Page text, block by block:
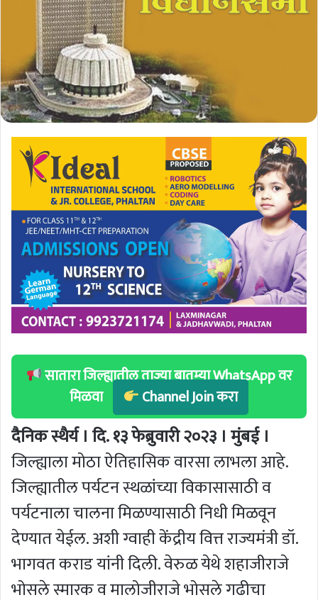
सातारा जिल्ह्यातील ताज्या बातम्या WhatsApp वर
मिळवा
Channel Join करा
दैनिक स्थैर्य । दि. १३ फेब्रुवारी २०२३ । मुंबई ।
जिल्ह्याला मोठा ऐतिहासिक वारसा लाभला आहे.
जिल्ह्यातील पर्यटन स्थळांच्या विकासासाठी व
पर्यटनाला चालना मिळण्यासाठी निधी मिळवून
देण्यात येईल. अशी ग्वाही केंद्रीय वित्त राज्यमंत्री डॉ.
भागवत कराड यांनी दिली. वेरुळ येथे शहाजीराजे
भोसले स्मारक व मालोजीराजे भोसले गढीचा